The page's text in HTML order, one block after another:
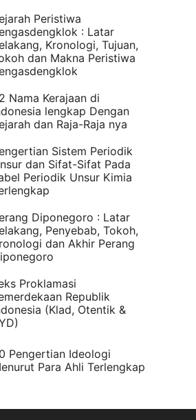
Peristiwa
: Latar
Kronologi, Tujuan,
dan Makna Peristiwa
Nama Kerajaan di
lengkap Dengan
dan Raja-Raja nya
Sistem Periodik
dan Sifat-Sifat Pada
Periodik Unsur Kimia
Diponegoro : Latar
Penyebab, Tokoh,
dan Akhir Perang
Proklamasi
Republik
(Klad, Otentik &
Pengertian Ideologi
Para Ahli Terlengkap